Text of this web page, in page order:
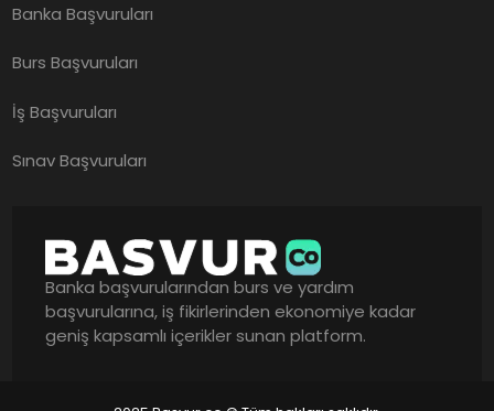
Banka Başvuruları
Burs Başvuruları
İş Başvuruları
Sınav Başvuruları
Banka başvurularından burs ve yardım
başvurularına, iş fikirlerinden ekonomiye kadar
geniş kapsamlı içerikler sunan platform.